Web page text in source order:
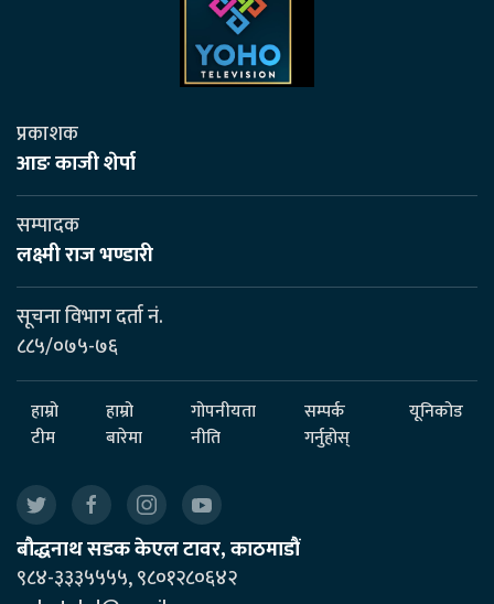
प्रकाशक
आङ काजी शेर्पा
सम्पादक
लक्ष्मी राज भण्डारी
सूचना विभाग दर्ता नं.
८८५/०७५-७६
हाम्रो
टीम
हाम्रो
बारेमा
गोपनीयता
नीति
सम्पर्क
गर्नुहोस्
यूनिकोड
बौद्धनाथ सडक केएल टावर, काठमाडौं
९८४-३३३५५५५, ९८०१२८०६४२